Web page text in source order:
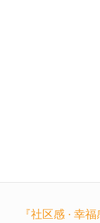
『社区感 · 幸福